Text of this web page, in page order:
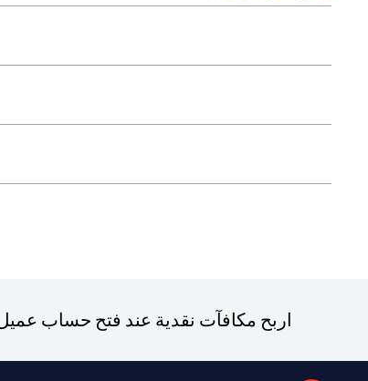
اربح مكافآت نقدية عند فتح حساب